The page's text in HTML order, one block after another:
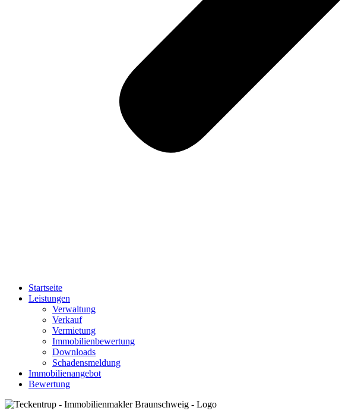
Startseite
Leistungen
Verwaltung
Verkauf
Vermietung
Immobilienbewertung
Downloads
Schadensmeldung
Immobilienangebot
Bewertung